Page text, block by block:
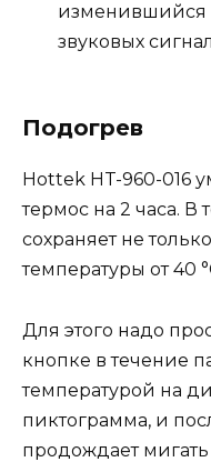
изменившийся
звуковых
Подогрев
Hottek HT-960-016
термос на 2 часа. В
сохраняет не
температуры от 40
Для этого надо
кнопке в течение
температурой на
пиктограмма, и
продождает